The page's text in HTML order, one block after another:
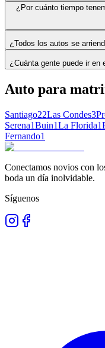
¿Por cuánto tiempo
¿Todos los autos se
¿Cuánta gente puede ir en
Auto para
Santiago22Las Condes3
Serena1Buin1La Florida1
Fernando1
Conectamos novios con
boda un día inolvidable.
Síguenos